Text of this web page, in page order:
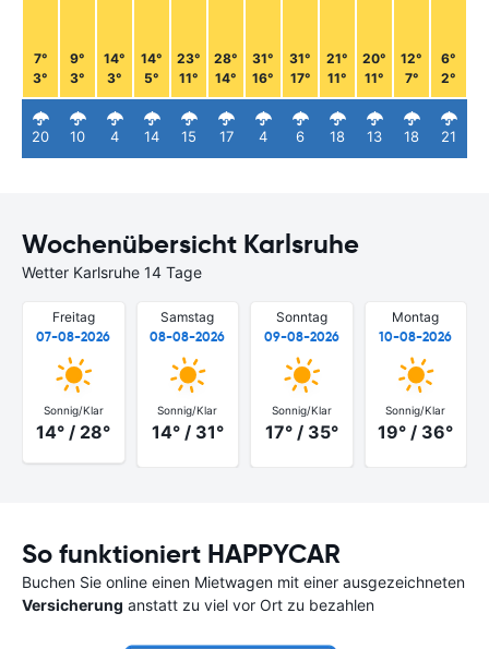
7°
3°
20
9°
3°
10
14°
3°
4
14°
5°
14
23°
11°
15
28°
14°
17
31°
16°
4
31°
17°
6
21°
11°
18
20°
11°
13
12°
7°
18
6°
2°
21
Wochenübersicht Karlsruhe
Wetter Karlsruhe 14 Tage
Freitag
07-08-2026
Sonnig/Klar
14° / 28°
Samstag
08-08-2026
Sonnig/Klar
14° / 31°
Sonntag
09-08-2026
Sonnig/Klar
17° / 35°
Montag
10-08-2026
Sonnig/Klar
19° / 36°
So funktioniert HAPPYCAR
Buchen Sie online einen Mietwagen mit einer ausgezeichneten
Versicherung anstatt zu viel vor Ort zu bezahlen